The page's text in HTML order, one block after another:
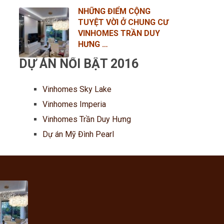
NHỮNG ĐIỂM CỘNG
TUYỆT VỜI Ở CHUNG CƯ
VINHOMES TRẦN DUY
HƯNG …
DỰ ÁN NỔI BẬT 2016
Vinhomes Sky Lake
Vinhomes Imperia
Vinhomes Trần Duy Hưng
Dự án Mỹ Đình Pearl
2017